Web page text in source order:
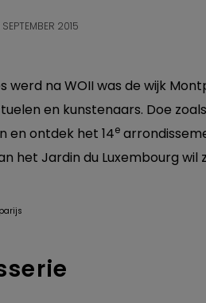
SEPTEMBER 2015
na WOII was de wijk
en kunstenaars. Doe
en ontdek het 14e
het Jardin du Luxembourg wil